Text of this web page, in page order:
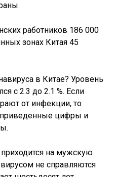
работников 186 000
зонах Китая 45
в Китае? Уровень
с 2.3 до 2.1 %. Если
от инфекции, то
цифры и
на мужскую
не справляются